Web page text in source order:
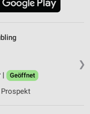
❯
|
Geöffnet
Prospekt